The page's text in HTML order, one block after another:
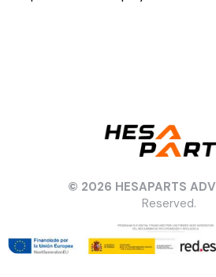
© 2026 HESAPARTS ADV
Reserved.